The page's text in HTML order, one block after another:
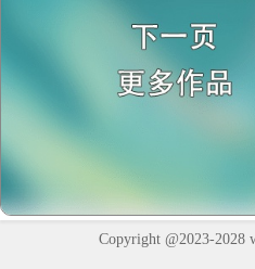
Copyright @2023-2028